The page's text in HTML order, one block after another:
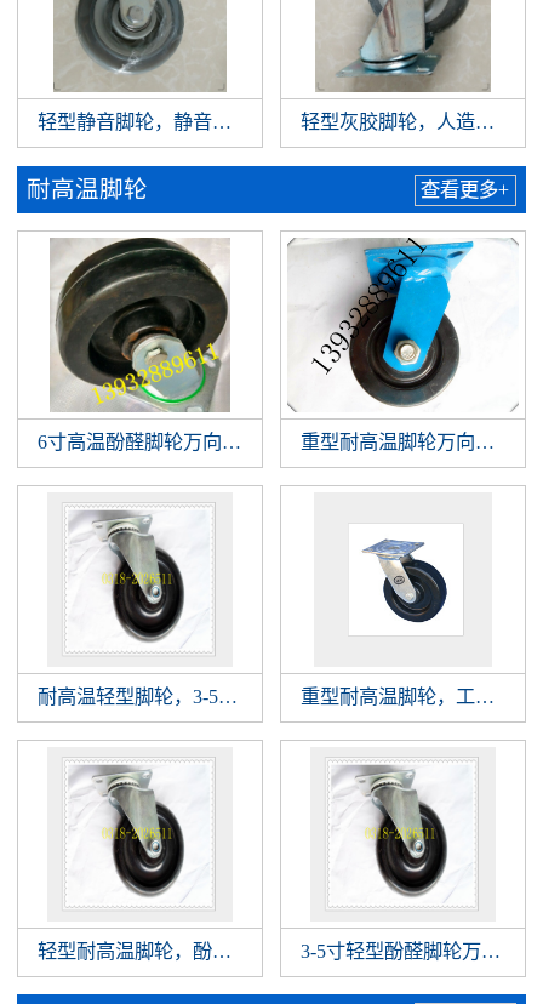
轻型静音脚轮，静音灰胶万向轮,人造胶轮，衡水脚轮万向
轻型灰胶脚轮，人造胶万向
耐高温脚轮 查看更多+
6寸高温酚醛脚轮万向轮，200度工业耐高温轮，150mm滚
重型耐高温脚轮万向轮 重
耐高温轻型脚轮，3-5寸耐高温脚轮万向轮，树脂酚醛轮生
重型耐高温脚轮，工业耐
轻型耐高温脚轮，酚醛脚轮万向轮，耐高温轮专业生产厂家
3-5寸轻型酚醛脚轮万向轮